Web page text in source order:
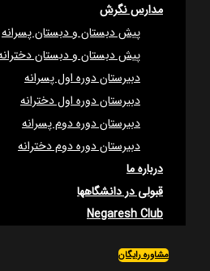
مدارس نگرش
پیش دبستان و دبستان پسرانه
پیش دبستان و دبستان
دبیرستان دوره اول پسرانه
دبیرستان دوره اول دخترانه
دبیرستان دوره دوم پسرانه
دبیرستان دوره دوم دخترانه
درباره ما
قبولی در دانشگاهها
Negaresh Club
مشاوره رایگان